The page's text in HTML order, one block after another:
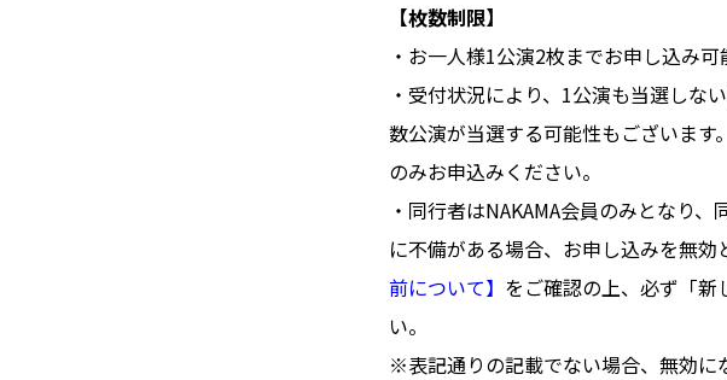
【枚数制限】
・お一人様1公演2枚までお申し込み可
・受付状況により、1公演も当選しな
数公演が当選する可能性もございま
のみお申込みください。
・同行者はNAKAMA会員のみとなり
に不備がある場合、お申し込みを無
前について】 をご確認の上、必ず「
い。
※表記通りの記載でない場合、無効に